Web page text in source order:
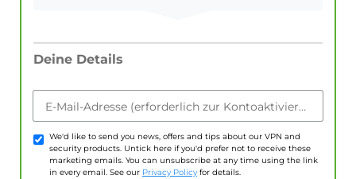
Deine Details
E-Mail-Adresse (erforderlich zur Kontoaktivierung)
We'd like to send you news, offers and tips about our VPN and
security products. Untick here if you'd prefer not to receive these
marketing emails. You can unsubscribe at any time using the link
in every email. See our Privacy Policy for details.